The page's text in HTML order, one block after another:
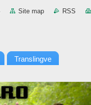
Site map RSS
Translingve